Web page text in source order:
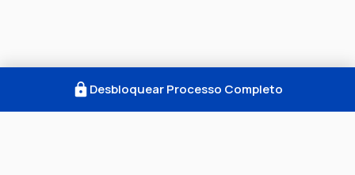
Desbloquear Processo Completo